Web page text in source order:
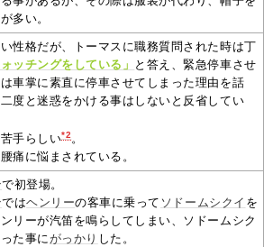
多い。
性格だが、トーマスに職務質問された時は丁
ッチングをしている」 と答え、緊急停車させ
車掌に素直に停車させてしまった理由を話
度と迷惑をかける事はしないと反省してい
手らしい*2。
痛に悩まされている。
で初登場。
ではヘンリーの客車に乗って ソドームシクイ を
リーが汽笛を鳴らしてしまい、ソドームシク
た事にがっかり した。